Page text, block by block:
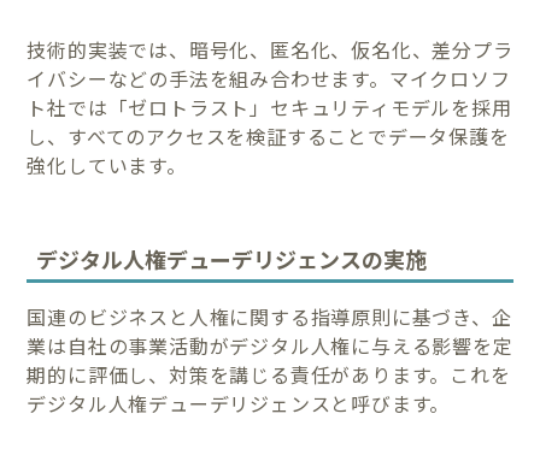
技術的実装では、暗号化、匿名化、仮名化、差分プラ
イバシーなどの手法を組み合わせます。マイクロソフ
ト社では「ゼロトラスト」セキュリティモデルを採用
し、すべてのアクセスを検証することでデータ保護を
強化しています。
デジタル人権デューデリジェンスの実施
国連のビジネスと人権に関する指導原則に基づき、企
業は自社の事業活動がデジタル人権に与える影響を定
期的に評価し、対策を講じる責任があります。これを
デジタル人権デューデリジェンスと呼びます。